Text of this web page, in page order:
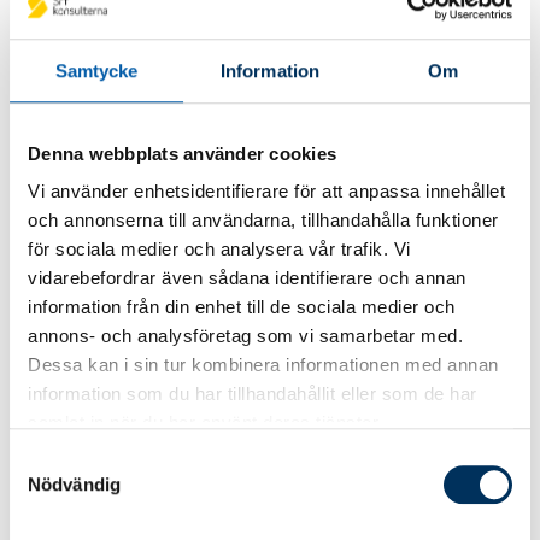
Samtycke Information Om
Denna webbplats använder cookies
Vi använder enhetsidentifierare för att anpassa innehållet
och annonserna till användarna, tillhandahålla funktioner
för sociala medier och analysera vår trafik. Vi
vidarebefordrar även sådana identifierare och annan
information från din enhet till de sociala medier och
annons- och analysföretag som vi samarbetar med.
Dessa kan i sin tur kombinera informationen med annan
information som du har tillhandahållit eller som de har
Nödvändig
Vi varvar teori med praktik
I kursen penningtvätt – fortsättningskurs
varvar vi teoretiska presentationer med
ställa de frågor du grubblar över och höra vilka
utmaningar andra byråer brottas med samt hur
dessa kan lösas. Du kommer också att
praktiskt diskutera kundkännedom och
misstänkta beteenden genom olika case och
dilemman. Penningtvättsfrågor är ofta svåra
och saknar facit, därför kommer du att ha
möjlighet att ställa frågor till kursledaren
under kursen.
Kursinnehåll